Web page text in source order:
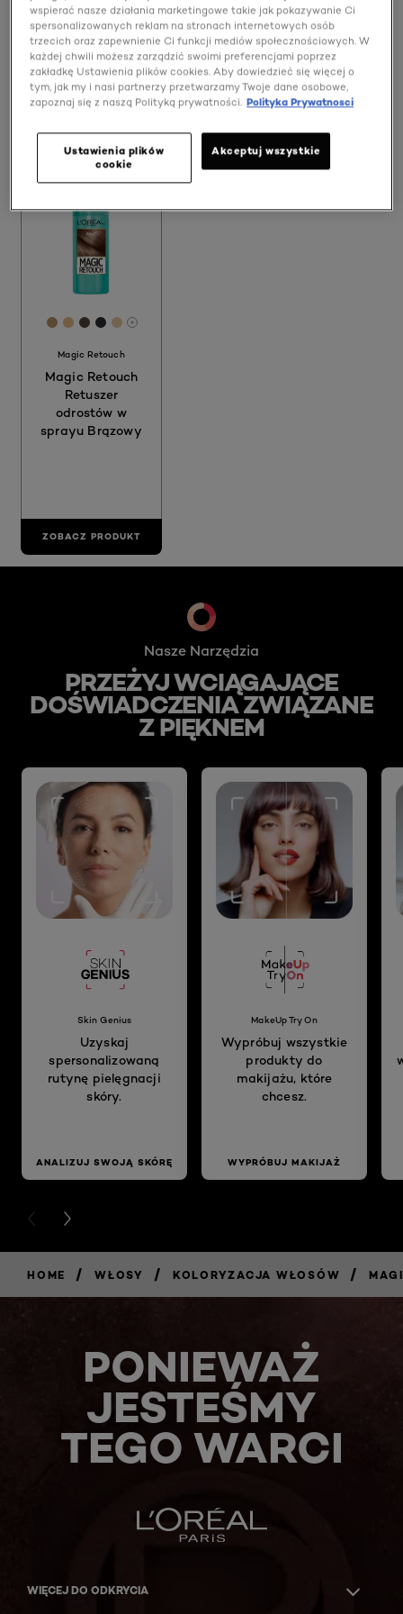
1 wynik(i/ów)
OKREŚL SWOJE POTRZEBY
[Color]: #B89267
[Color]: #E6B988
[Color]: #51443B
[Color]: #2C2D32
[Color]: #E5CA9F
More shades are available
Magic Retouch
Magic Retouch
Retuszer
odrostów w
sprayu Brązowy
ZOBACZ PRODUKT
PRZEŻYJ WCIĄGAJĄCE
DOŚWIADCZENIA ZWIĄZANE
Z PIĘKNEM
Nasze Narzędzia
Skin Genius
Uzyskaj
spersonalizowaną
rutynę pielęgnacji
skóry.
ANALIZUJ SWOJĄ SKÓRĘ
MakeUp Try On
Wypróbuj wszystkie
produkty do
makijażu, które
chcesz.
WYPRÓBUJ MAKIJAŻ
PREVIOUS CARD
NEXT CARD
HOME / WŁOSY / KOLORYZACJA WŁOSÓW /
PONIEWAŻ
JESTEŚMY
TEGO WARCI
WIĘCEJ DO ODKRYCIA
wspierać nasze działania marketingowe takie jak pokazywanie Ci
spersonalizowanych reklam na stronach internetowych osób
trzecich oraz zapewnienie Ci funkcji mediów społecznościowych. W
każdej chwili możesz zarządzić swoimi preferencjami poprzez
zakładkę Ustawienia plików cookies. Aby dowiedzieć się więcej o
tym, jak my i nasi partnerzy przetwarzamy Twoje dane osobowe,
zapoznaj się z naszą Polityką prywatności. Polityka Prywatnosci
Ustawienia plików
cookie
Akceptuj wszystkie